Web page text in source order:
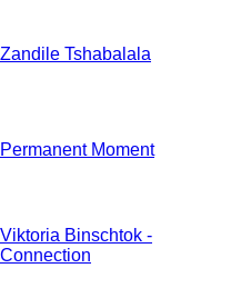
Zandile Tshabalala
Permanent Moment
Viktoria Binschtok -
Connection